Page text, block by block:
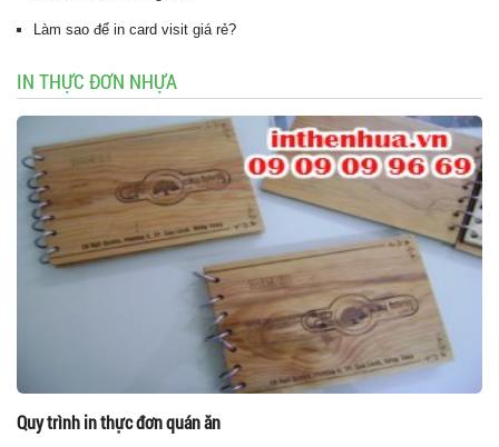
Làm sao để in card visit giá rẻ?
IN THỰC ĐƠN NHỰA
Quy trình in thực đơn quán ăn